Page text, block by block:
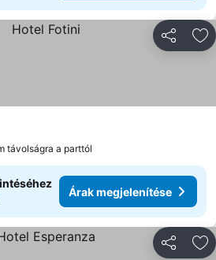
távolságra a parttól
Árak megjelenítése